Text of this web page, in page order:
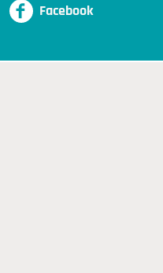
Facebook